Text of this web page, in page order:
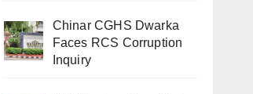
Chinar CGHS Dwarka
Faces RCS Corruption
Inquiry